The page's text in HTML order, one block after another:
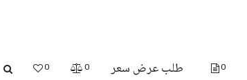
0 0 طلب عرض سعر 0